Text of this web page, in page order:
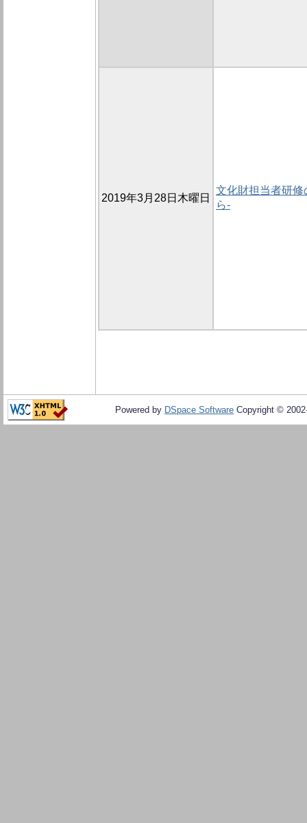
2019年3月28日木曜日
文化財担当者研
ら-
Powered by DSpace Software Copyright ©